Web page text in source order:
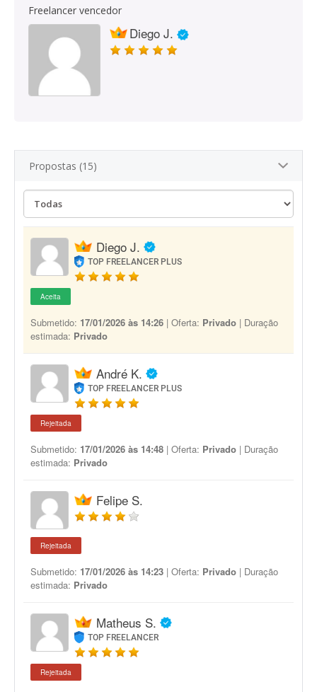
Freelancer vencedor
Diego J.
Propostas (15)
Diego J.
TOP FREELANCER PLUS
Aceita
Submetido: 17/01/2026 às 14:26 | Oferta: Privado | Duração
estimada: Privado
André K.
TOP FREELANCER PLUS
Rejeitada
Submetido: 17/01/2026 às 14:48 | Oferta: Privado | Duração
estimada: Privado
Felipe S.
Rejeitada
Submetido: 17/01/2026 às 14:23 | Oferta: Privado | Duração
estimada: Privado
Matheus S.
TOP FREELANCER
Rejeitada